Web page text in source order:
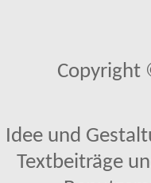
Copyright
Idee und
Textbeiträge